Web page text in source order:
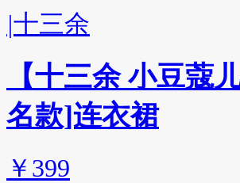
|十三余
【十三余 小豆蔻
名款]连衣裙
￥399